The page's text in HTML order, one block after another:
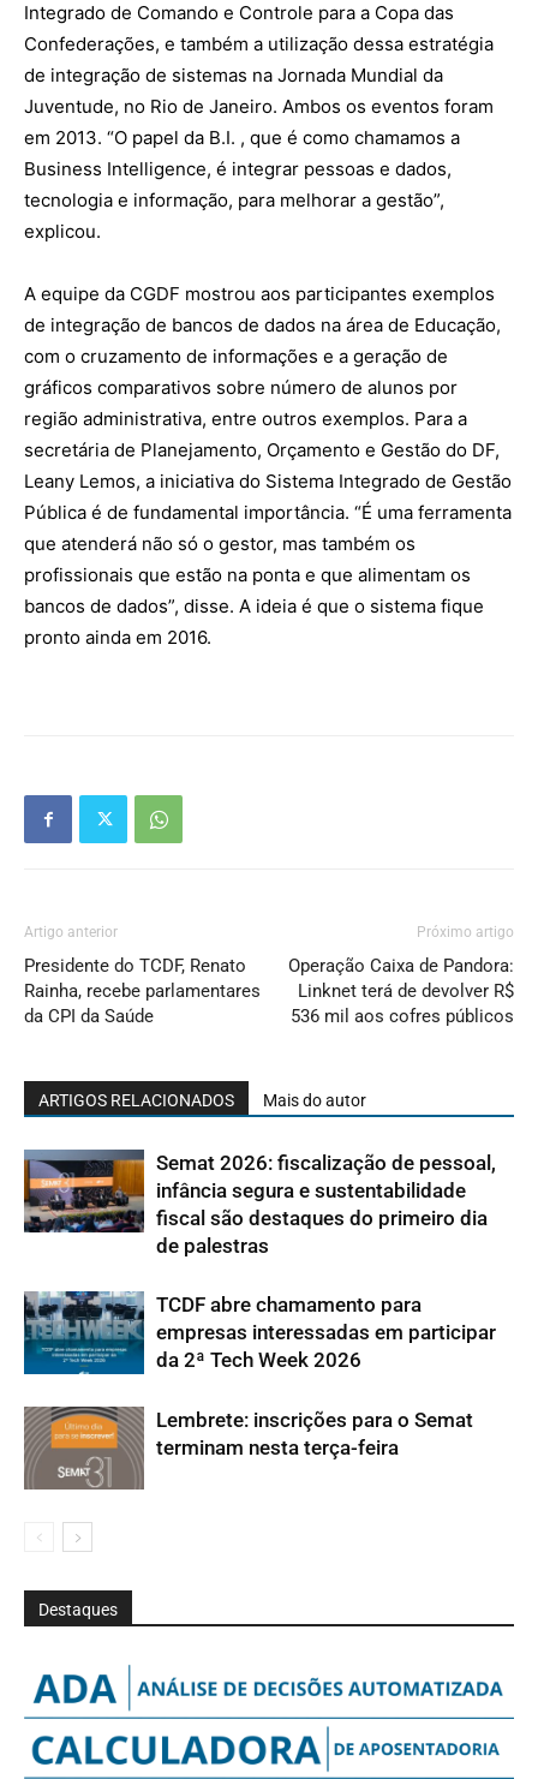
Integrado de Comando e Controle para a Copa das
Confederações, e também a utilização dessa estratégia
de integração de sistemas na Jornada Mundial da
Juventude, no Rio de Janeiro. Ambos os eventos foram
em 2013. “O papel da B.I. , que é como chamamos a
Business Intelligence, é integrar pessoas e dados,
tecnologia e informação, para melhorar a gestão”,
explicou.
A equipe da CGDF mostrou aos participantes exemplos
de integração de bancos de dados na área de Educação,
com o cruzamento de informações e a geração de
gráficos comparativos sobre número de alunos por
região administrativa, entre outros exemplos. Para a
secretária de Planejamento, Orçamento e Gestão do DF,
Leany Lemos, a iniciativa do Sistema Integrado de Gestão
Pública é de fundamental importância. “É uma ferramenta
que atenderá não só o gestor, mas também os
profissionais que estão na ponta e que alimentam os
bancos de dados”, disse. A ideia é que o sistema fique
pronto ainda em 2016.
Artigo anterior
Presidente do TCDF, Renato
Rainha, recebe parlamentares
da CPI da Saúde
Próximo artigo
Operação Caixa de Pandora:
Linknet terá de devolver R$
536 mil aos cofres públicos
ARTIGOS RELACIONADOS Mais do autor
Semat 2026: fiscalização de pessoal,
infância segura e sustentabilidade
fiscal são destaques do primeiro dia
de palestras
TCDF abre chamamento para
empresas interessadas em participar
da 2ª Tech Week 2026
Lembrete: inscrições para o Semat
terminam nesta terça-feira
Destaques